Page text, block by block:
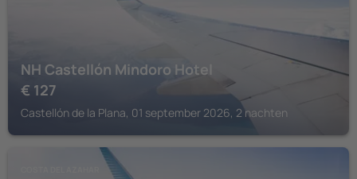
NH Castellón Mindoro Hotel
€ 127
Castellón de la Plana, 01 september 2026, 2 nachten